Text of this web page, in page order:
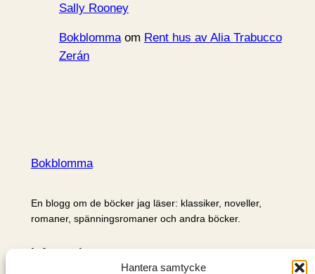
Hantera samtycke
Sally Rooney
Bokblommaom Rent hus av Alia Trabucco
Zerán
Bokblomma
En blogg om de böcker jag läser: klassiker, noveller,
romaner, spänningsromaner och andra böcker.
Information